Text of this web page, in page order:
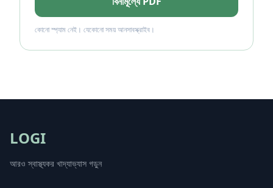
কোনো স্প্যাম নেই। যেকোনো সময় আনসাবস্ক্রাইব।
LOGI
আরও স্বাস্থ্যকর খাদ্যাভ্যাস গড়ুন